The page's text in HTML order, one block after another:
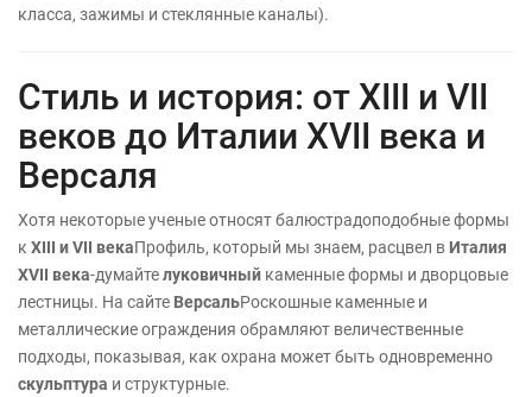
класса, зажимы и стеклянные каналы).
Стиль и история: от XIII и VII
веков до Италии XVII века и
Версаля
Хотя некоторые ученые относят балюстрадоподобные формы
к XIII и VII векаПрофиль, который мы знаем, расцвел вИталия
XVII века-думайтелуковичный каменные формы и дворцовые
лестницы. На сайте ВерсальРоскошные каменные и
металлические ограждения обрамляют величественные
подходы, показывая, как охрана может быть одновременно
скульптура и структурные.